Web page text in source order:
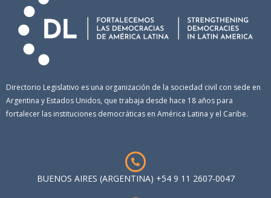
Directorio Legislativo es una organización de la sociedad civil con sede en
Argentina y Estados Unidos, que trabaja desde hace 18 años para
fortalecer las instituciones democráticas en América Latina y el Caribe.
BUENOS AIRES (ARGENTINA) +54 9 11 2607-0047